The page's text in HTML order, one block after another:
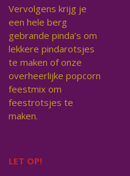
Vervolgens krijg je
een hele berg
gebrande pinda’s om
lekkere pindarotsjes
te maken of onze
overheerlijke popcorn
feestmix om
feestrotsjes te
maken.
LET OP!